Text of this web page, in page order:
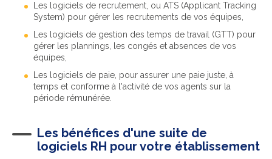
Les logiciels de recrutement, ou ATS (Applicant Tracking
System) pour gérer les recrutements de vos équipes,
Les logiciels de gestion des temps de travail (GTT) pour
gérer les plannings, les congés et absences de vos
équipes,
Les logiciels de paie, pour assurer une paie juste, à
temps et conforme à l'activité de vos agents sur la
période rémunérée.
Les bénéfices d'une suite de
logiciels RH pour votre établissement